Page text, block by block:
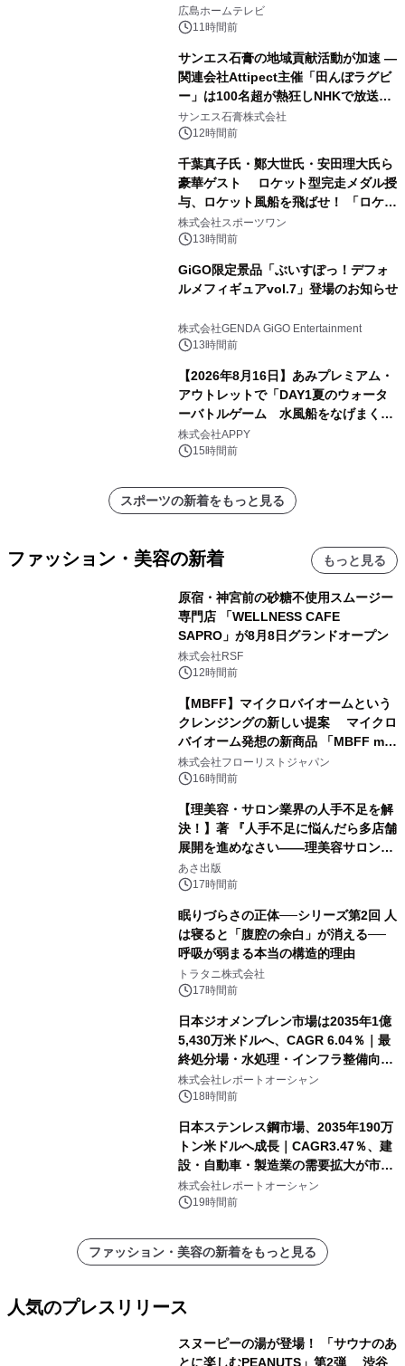
広島ホームテレビ
11時間前
サンエス石膏の地域貢献活動が加速 ―
関連会社Attipect主催「田んぼラグビ
ー」は100名超が熱狂しNHKで放送さ
れました。
サンエス石膏株式会社
12時間前
千葉真子氏・鄭大世氏・安田理大氏ら
豪華ゲスト ロケット型完走メダル授
与、ロケット風船を飛ばせ！ 「ロケッ
トマラソン2026」開催
株式会社スポーツワン
13時間前
GiGO限定景品「ぶいすぽっ！デフォ
ルメフィギュアvol.7」登場のお知らせ
株式会社GENDA GiGO Entertainment
13時間前
【2026年8月16日】あみプレミアム・
アウトレットで「DAY1夏のウォータ
ーバトルゲーム 水風船をなげまくろ
う！」を開催
株式会社APPY
15時間前
スポーツの新着をもっと見る
ファッション・美容の新着 もっと見る
原宿・神宮前の砂糖不使用スムージー
専門店 「WELLNESS CAFE
SAPRO」が8月8日グランドオープン
株式会社RSF
12時間前
【MBFF】マイクロバイオームという
クレンジングの新しい提案 マイクロ
バイオーム発想の新商品 「MBFF mb
クレンジングPRO」を2026年8月6日
発売
株式会社フローリストジャパン
16時間前
【理美容・サロン業界の人手不足を解
決！】著 『人手不足に悩んだら多店舗
展開を進めなさい――理美容サロン
「多店舗展開」の教科書』2026年8月
24日（月）発売
あさ出版
17時間前
眠りづらさの正体──シリーズ第2回 人
は寝ると「腹腔の余白」が消える──
呼吸が弱まる本当の構造的理由
トラタニ株式会社
17時間前
日本ジオメンブレン市場は2035年1億
5,430万米ドルへ、CAGR 6.04％｜最
終処分場・水処理・インフラ整備向け
需要拡大
株式会社レポートオーシャン
18時間前
日本ステンレス鋼市場、2035年190万
トン米ドルへ成長｜CAGR3.47％、建
設・自動車・製造業の需要拡大が市場
を牽引
株式会社レポートオーシャン
19時間前
ファッション・美容の新着をもっと見る
人気のプレスリリース
スヌーピーの湯が登場！ 「サウナのあ
とに楽しむPEANUTS」第2弾 渋谷